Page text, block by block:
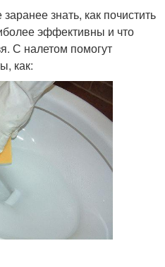
знать, как почистить
эффективны и что
С налетом помогут
как: